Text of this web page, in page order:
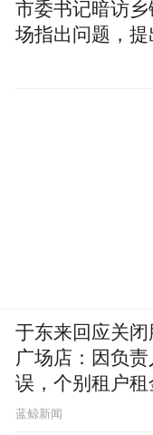
市委书记暗访乡
场指出问题，
于东来回应关
广场店：因负
误，个别租户租
想象
蓝鲸新闻